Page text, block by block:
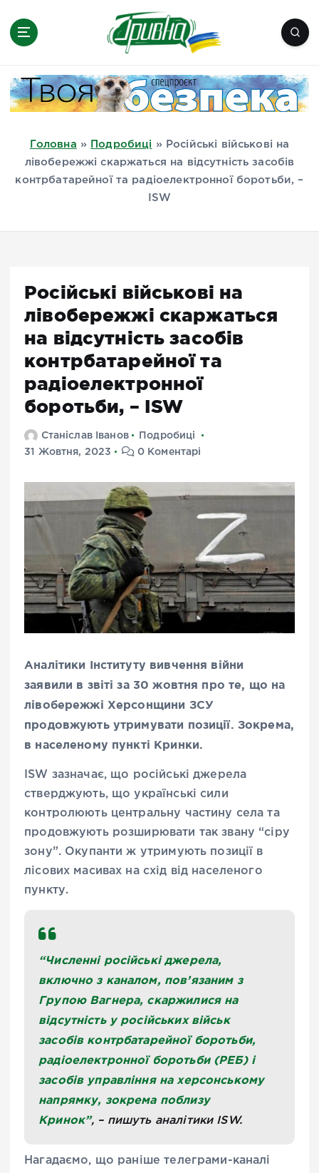
Миколаїв, Одеса, Мелітополь
Головна » Подробиці »
Російські військові на
лівобережжі скаржаться на відсутність засобів
контрбатарейної та радіоелектронної боротьби, –
ISW
Російські військові на
лівобережжі скаржаться
на відсутність засобів
контрбатарейної та
радіоелектронної
боротьби, – ISW
Станіслав Іванов
Подробиці
31 Жовтня, 2023
0 Коментарі
Аналітики Інституту вивчення війни
заявили в звіті за 30 жовтня про те, що на
лівобережжі Херсонщини ЗСУ
продовжують утримувати позиції. Зокрема,
в населеному пункті Кринки.
ISW зазначає, що російські джерела
стверджують, що українські сили
контролюють центральну частину села та
продовжують розширювати так звану “сіру
зону”. Окупанти ж утримують позиції в
лісових масивах на схід від населеного
пункту.
“Численні російські джерела,
включно з каналом, пов’язаним з
Групою Вагнера, скаржилися на
відсутність у російських військ
засобів контрбатарейної боротьби,
радіоелектронної боротьби (РЕБ) і
засобів управління на херсонському
напрямку, зокрема поблизу
Кринок”, – пишуть аналітики ISW.
Нагадаємо, що раніше телеграми-каналі